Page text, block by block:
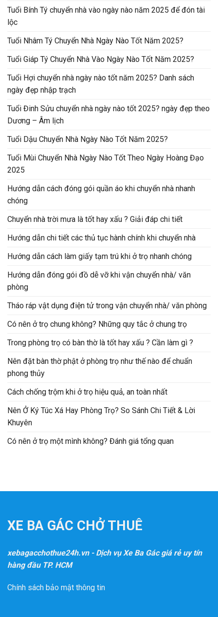
Tuổi Bính Tý chuyển nhà vào ngày nào năm 2025 để đón tài
lộc
Tuổi Nhâm Tý Chuyển Nhà Ngày Nào Tốt Năm 2025?
Tuổi Giáp Tý Chuyển Nhà Vào Ngày Nào Tốt Năm 2025?
Tuổi Hợi chuyển nhà ngày nào tốt năm 2025? Danh sách
ngày đẹp nhập trạch
Tuổi Đinh Sửu chuyển nhà ngày nào tốt 2025? ngày đẹp theo
Dương – Âm lịch
Tuổi Dậu Chuyển Nhà Ngày Nào Tốt Năm 2025?
Tuổi Mùi Chuyển Nhà Ngày Nào Tốt Theo Ngày Hoàng Đạo
2025
Hướng dẫn cách đóng gói quần áo khi chuyển nhà nhanh
chóng
Chuyển nhà trời mưa là tốt hay xấu ? Giải đáp chi tiết
Hướng dẫn chi tiết các thủ tục hành chính khi chuyển nhà
Hướng dẫn cách làm giấy tạm trú khi ở trọ nhanh chóng
Hướng dẫn đóng gói đồ dễ vỡ khi vận chuyển nhà/ văn
phòng
Tháo ráp vật dụng điện tử trong vận chuyển nhà/ văn phòng
Có nên ở trọ chung không? Những quy tắc ở chung trọ
Trong phòng trọ có bàn thờ là tốt hay xấu ? Cần làm gì ?
Nên đặt bàn thờ phật ở phòng trọ như thế nào để chuẩn
phong thủy
Cách chống trộm khi ở trọ hiệu quả, an toàn nhất
Nên Ở Ký Túc Xá Hay Phòng Trọ? So Sánh Chi Tiết & Lời
Khuyên
Có nên ở trọ một mình không? Đánh giá tổng quan
XE BA GÁC CHỞ THUÊ
xebagacchothue24h.vn - Dịch vụ Xe Ba Gác giá rẻ uy tín
hàng đầu TP. HCM
Chính sách bảo mật thông tin